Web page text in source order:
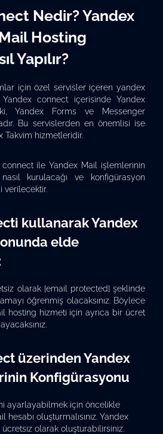
Nedir? Yandex
Hosting
Yapılır?
için özel servisler içeren yandex
connect içerisinde Yandex
Yandex Forms ve Messenger
Bu servislerden en önemlisi ise
Takvim hizmetleridir.
connect ile Yandex Mail işlemlerinin
kurulacağı ve konfigürasyon
verilecektir.
kullanarak Yandex
elde
olarak [email protected]şeklinde
öğrenmiş olacaksınız. Böylece
hosting hizmeti için ayrıca bir ücret
üzerinden Yandex
Konfigürasyonu
ayarlayabilmek için öncelikle
oluşturmalısınız. Yandex
ücretsiz olarak oluşturabilirsiniz.